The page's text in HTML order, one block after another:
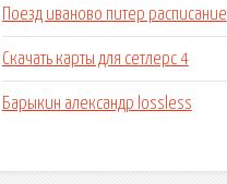
Поезд иваново питер расписание
Скачать карты для сетлерс 4
Барыкин александр lossless